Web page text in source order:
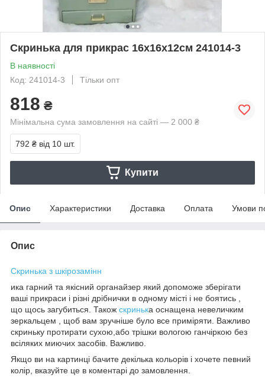
Скринька для прикрас 16х16х12см 241014-3
В наявності
Код: 241014-3
Тільки опт
818 ₴
Мінімальна сума замовлення на сайті — 2 000 ₴
792 ₴ від 10 шт.
Купити
Опис Характеристики Доставка Оплата Умови
Опис
Скринька з шкірозамінн
ика гарний та якісний органайзер який допоможе зберігати
ваші прикраси і різні дрібнички в одному місті і не боятись ,
що щось загубиться. Також скринька оснащена невеличким
зеркальцем , щоб вам зручніше було все приміряти. Важливо
скриньку протирати сухою,або трішки вологою ганчіркою без
всіляких миючих засобів. Важливо.
Якщо ви на картинці бачите декілька кольорів і хочете певний
колір, вказуйте це в коментарі до замовлення.